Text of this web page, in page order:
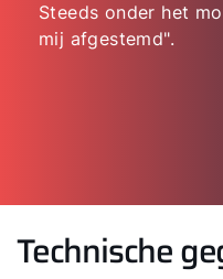
Steeds onder het
mij afgestemd".
Technische